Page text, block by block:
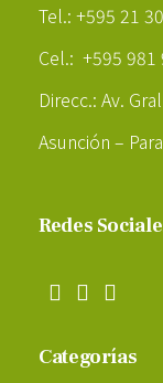
Tel.: +595 21
Cel.: +595 981
Direcc.: Av.
Asunción –
Redes
Categorías